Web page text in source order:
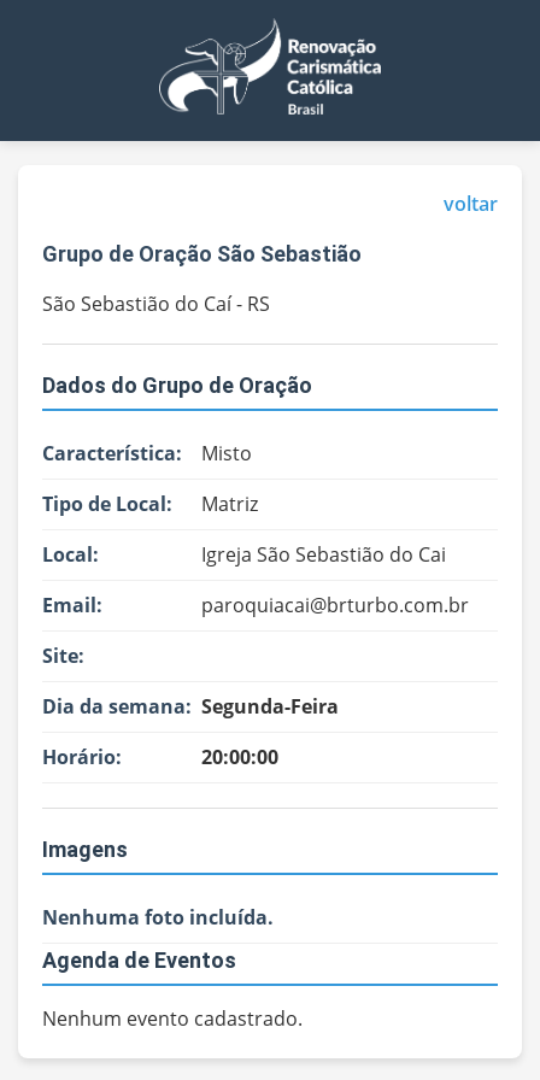
voltar
Grupo de Oração São Sebastião
São Sebastião do Caí - RS
Dados do Grupo de Oração
Característica:
Misto
Tipo de Local:
Matriz
Local:
Igreja São Sebastião do Cai
Email:
paroquiacai@brturbo.com.br
Site:
Dia da semana: Segunda-Feira
Horário:
20:00:00
Imagens
Nenhuma foto incluída.
Agenda de Eventos
Nenhum evento cadastrado.